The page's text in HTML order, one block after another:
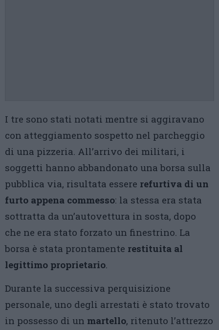
I tre sono stati notati mentre si aggiravano
con atteggiamento sospetto nel parcheggio
di una pizzeria. All’arrivo dei militari, i
soggetti hanno abbandonato una borsa sulla
pubblica via, risultata essere refurtiva di un
furto appena commesso: la stessa era stata
sottratta da un’autovettura in sosta, dopo
che ne era stato forzato un finestrino. La
borsa è stata prontamente restituita al
legittimo proprietario.
Durante la successiva perquisizione
personale, uno degli arrestati è stato trovato
in possesso di un martello, ritenuto l’attrezzo